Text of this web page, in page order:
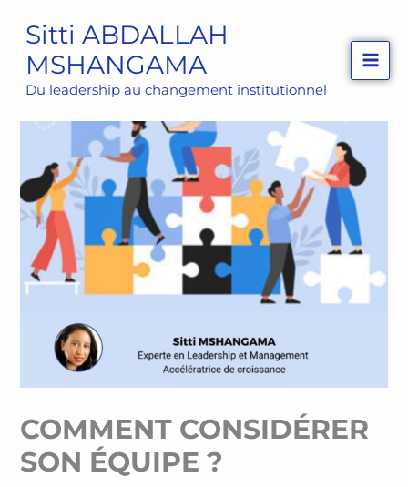
contenu
Sitti ABDALLAH
MSHANGAMA
Du leadership au changement institutionnel
COMMENT CONSIDÉRER
SON ÉQUIPE ?